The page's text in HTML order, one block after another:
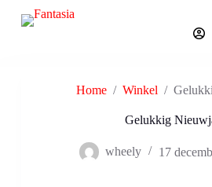
G
Home / Winkel /
Gelukkig
wheely 17